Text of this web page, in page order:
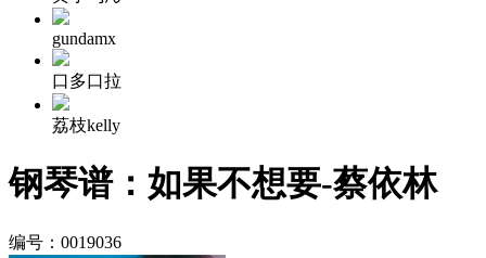
gundamx
口多口拉
荔枝kelly
钢琴谱：如果不想要-蔡依林
编号：0019036